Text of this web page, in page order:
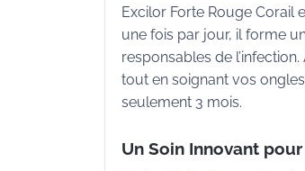
Excilor Forte Rouge Corail
une fois par jour, il forme
responsables de
tout en soignant vos
seulement 3 mois.
Un Soin Innovant